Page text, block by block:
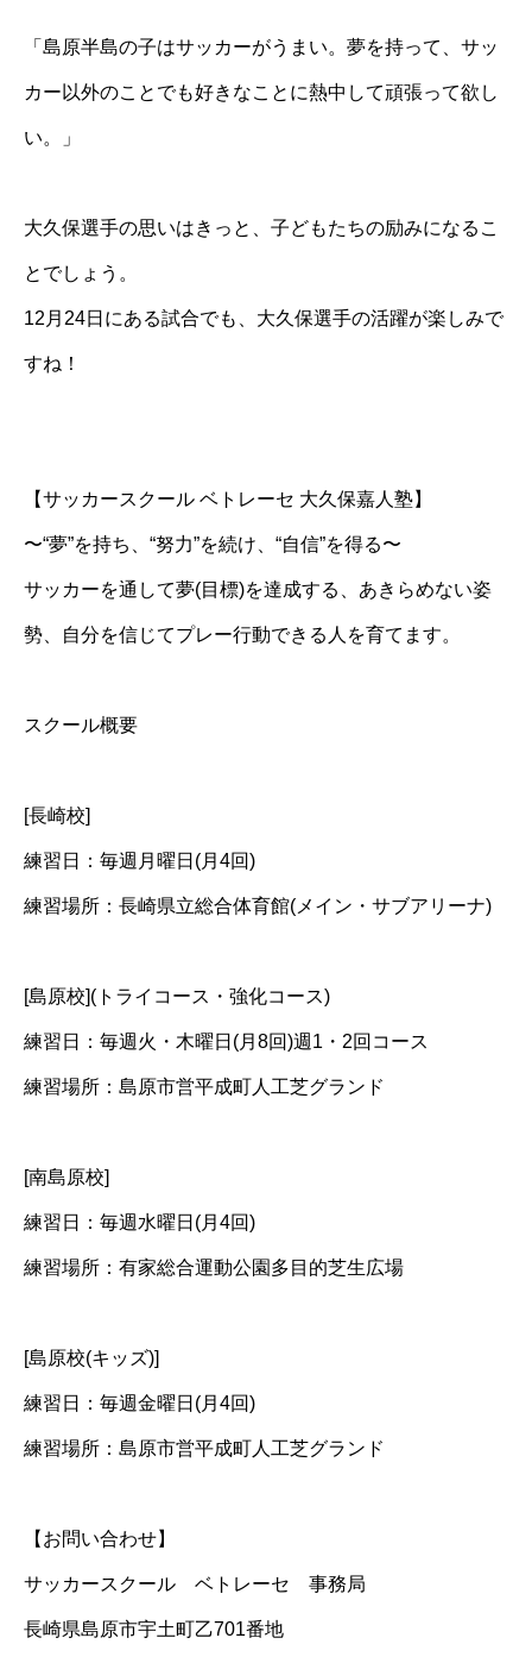
「島原半島の子はサッカーがうまい。夢を持って、サッ
カー以外のことでも好きなことに熱中して頑張って欲し
い。」
大久保選手の思いはきっと、子どもたちの励みになるこ
とでしょう。
12月24日にある試合でも、大久保選手の活躍が楽しみで
すね！
【サッカースクール ベトレーセ 大久保嘉人塾】
〜“夢”を持ち、“努力”を続け、“自信”を得る〜
サッカーを通して夢(目標)を達成する、あきらめない姿
勢、自分を信じてプレー行動できる人を育てます。
スクール概要
[長崎校]
練習日：毎週月曜日(月4回)
練習場所：長崎県立総合体育館(メイン・サブアリーナ)
[島原校](トライコース・強化コース)
練習日：毎週火・木曜日(月8回)週1・2回コース
練習場所：島原市営平成町人工芝グランド
[南島原校]
練習日：毎週水曜日(月4回)
練習場所：有家総合運動公園多目的芝生広場
[島原校(キッズ)]
練習日：毎週金曜日(月4回)
練習場所：島原市営平成町人工芝グランド
【お問い合わせ】
サッカースクール ベトレーセ 事務局
長崎県島原市宇土町乙701番地